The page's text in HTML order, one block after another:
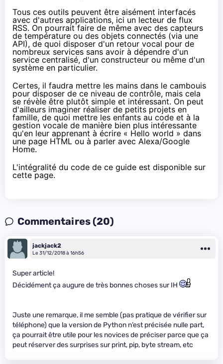
Tous ces outils peuvent être aisément interfacés
avec d'autres applications, ici un lecteur de flux
RSS. On pourrait faire de même avec des capteurs
de température ou des objets connectés (via une
API), de quoi disposer d'un retour vocal pour de
nombreux services sans avoir à dépendre d'un
service centralisé, d'un constructeur ou même d'un
système en particulier.
Certes, il faudra mettre les mains dans le cambouis
pour disposer de ce niveau de contrôle, mais cela
se révèle être plutôt simple et intéressant. On peut
d'ailleurs imaginer réaliser de petits projets en
famille, de quoi mettre les enfants au code et à la
gestion vocale de manière bien plus intéressante
qu'en leur apprenant à écrire « Hello world » dans
une page HTML ou à parler avec Alexa/Google
Home.
L'intégralité du code de ce guide est disponible sur
cette page.
Commentaires (20)
jackjack2
Le 31/12/2018 à 16h56
Super article!
Décidément ça augure de très bonnes choses sur IH
Juste une remarque, il me semble (pas pratique de vérifier sur
téléphone) que la version de Python n’est précisée nulle part,
ça pourrait être utile pour les novices de préciser parce que ça
peut réserver des surprises sur print, pip, byte stream, etc